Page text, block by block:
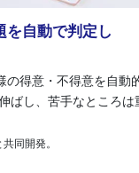
を自動で判定し
の得意・不得意を自動
ばし、苦手なところは
同開発。